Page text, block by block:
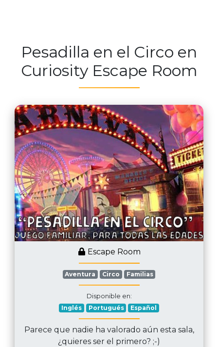
Pesadilla en el Circo en
Curiosity Escape Room
Escape Room
Aventura Circo Familias
Disponible en:
Inglés
Portugués Español
Parece que nadie ha valorado aún esta sala,
¿quieres ser el primero? ;-)